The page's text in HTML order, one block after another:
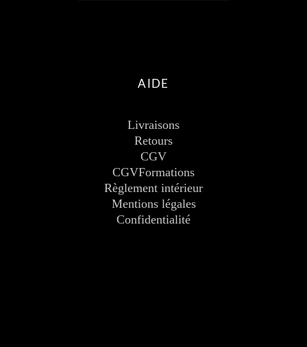
AIDE
Livraisons
Retours
CGV
CGVFormations
Règlement intérieur
Mentions légales
Confidentialité